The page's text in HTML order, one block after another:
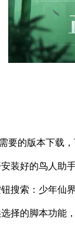
要的版本下载
装好的鸟人助
搜索：少年仙
择的脚本功能